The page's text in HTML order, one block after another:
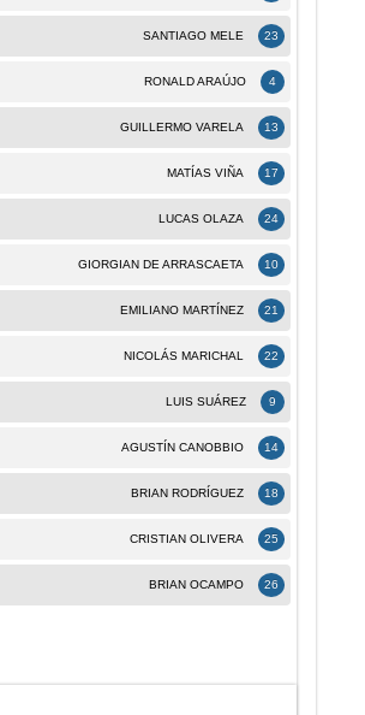
23
SANTIAGO MELE
4
RONALD ARAÚJO
13
GUILLERMO VARELA
17
MATÍAS VIÑA
24
LUCAS OLAZA
10
GIORGIAN DE ARRASCAETA
21
EMILIANO MARTÍNEZ
22
NICOLÁS MARICHAL
9
LUIS SUÁREZ
14
AGUSTÍN CANOBBIO
18
BRIAN RODRÍGUEZ
25
CRISTIAN OLIVERA
26
BRIAN OCAMPO